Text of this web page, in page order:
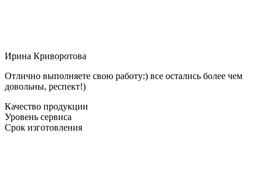
Ирина Криворотова
Отлично выполняете свою работу:) все остались более чем
довольны, респект!)
Качество продукции
Уровень сервиса
Срок изготовления